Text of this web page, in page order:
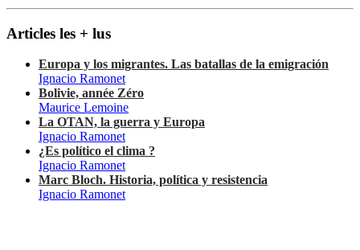
Articles les + lus
Europa y los migrantes. Las batallas de la emigración
Ignacio Ramonet
Bolivie, année Zéro
Maurice Lemoine
La OTAN, la guerra y Europa
Ignacio Ramonet
¿Es político el clima ?
Ignacio Ramonet
Marc Bloch. Historia, política y resistencia
Ignacio Ramonet